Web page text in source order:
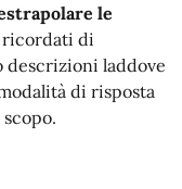
le
ricordati di
descrizioni laddove
di risposta